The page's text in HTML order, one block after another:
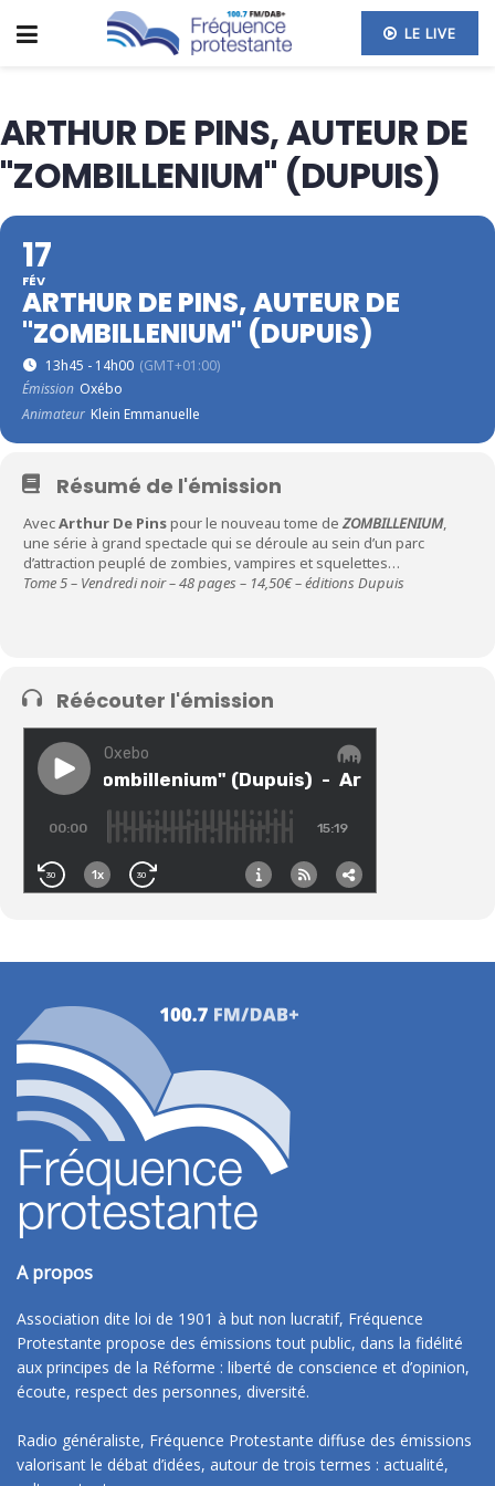
LE LIVE
ARTHUR DE PINS, AUTEUR DE
"ZOMBILLENIUM" (DUPUIS)
17
FÉV
ARTHUR DE PINS, AUTEUR DE
"ZOMBILLENIUM" (DUPUIS)
13h45 - 14h00 (GMT+01:00)
Émission Oxébo
Animateur Klein Emmanuelle
Résumé de l'émission
AvecArthur De Pinspour le nouveau tome de ZOMBILLENIUM,
une série à grand spectacle qui se déroule au sein d’un parc
d’attraction peuplé de zombies, vampires et squelettes…
Tome 5 – Vendredi noir – 48 pages – 14,50€ – éditions Dupuis
Réécouter l'émission
A propos
Association dite loi de 1901 à but non lucratif, Fréquence
Protestante propose des émissions tout public, dans la fidélité
aux principes de la Réforme : liberté de conscience et d’opinion,
écoute, respect des personnes, diversité.
Radio généraliste, Fréquence Protestante diffuse des émissions
valorisant le débat d’idées, autour de trois termes : actualité,